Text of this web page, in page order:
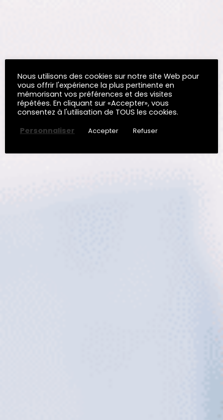
Nous utilisons des cookies sur notre site Web pour
vous offrir l'expérience la plus pertinente en
mémorisant vos préférences et des visites
répétées. En cliquant sur «Accepter», vous
consentez à l'utilisation de TOUS les cookies.
Personnaliser
Accepter Refuser